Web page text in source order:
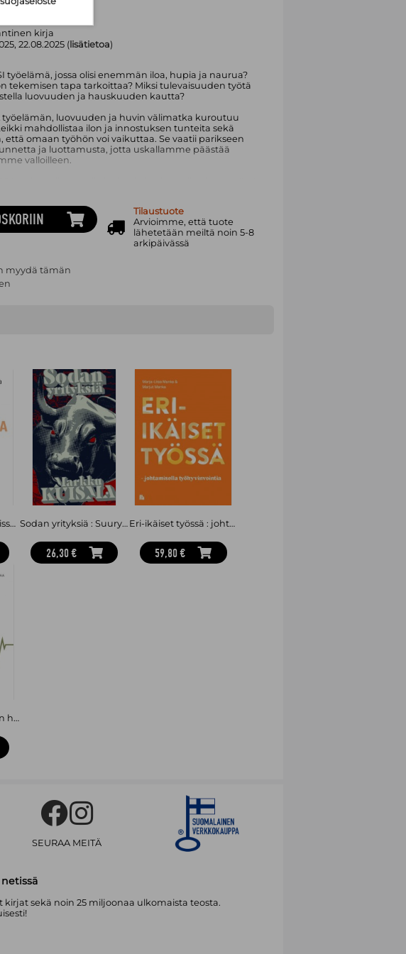
kirja
22.08.2025 (lisätietoa)
työelämä, jossa olisi enemmän iloa, hupia ja naurua?
tekemisen tapa tarkoittaa? Miksi tulevaisuuden työtä
luovuuden ja hauskuuden kautta?
työelämän, luovuuden ja huvin välimatka kuroutuu
mahdollistaa ilon ja innostuksen tunteita sekä
että omaan työhön voi vaikuttaa. Se vaatii parikseen
ja luottamusta, jotta uskallamme päästää
valloilleen.
on syytä pitää välillä hauskaa ja miten työstä
on työelämästä kirjoittava tietokirjailija. Hän
Koulutukseltaan hän on
(KM). Hän pyrkii suhtautumaan kaikkeen tekemäänsä
teoksensa.
Tilaustuote
Arvioimme, että tuote
lähetetään meiltä noin 5-8
arkipäivässä
myydä tämän
Menesty Instagramissa - Tee Instagramista yrityksesi kasvumoottori Sodan yrityksiä : Suuryritykset sodan palveluksessa
26,30 €
Eri-ikäiset työssä : johtamisella työhyvinvointia
59,80 €
HR : Opas moderniin henkilöstöjohtamiseen
SEURAA MEITÄ
sekä noin 25 miljoonaa ulkomaista teosta.